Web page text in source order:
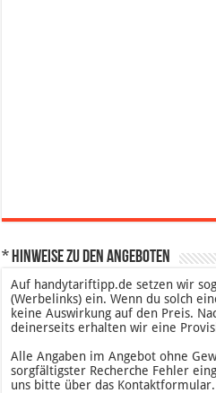
* Hinweise zu den Angeboten
Auf handytariftipp.de setzen wir
(Werbelinks) ein. Wenn du solch
keine Auswirkung auf den Preis.
deinerseits erhalten wir eine
Alle Angaben im Angebot ohne
sorgfältigster Recherche Fehler
uns bitte über das Kontaktformular.